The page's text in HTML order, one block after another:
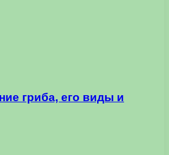
гриба, его виды и